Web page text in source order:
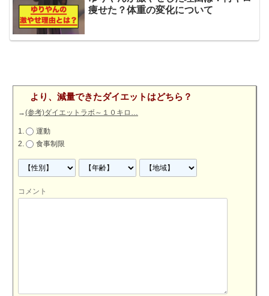
痩せた？体重の変化について
より、減量できたダイエットはどちら？
→(参考)ダイエットラボ～１０キロ…
運動
食事制限
コメント